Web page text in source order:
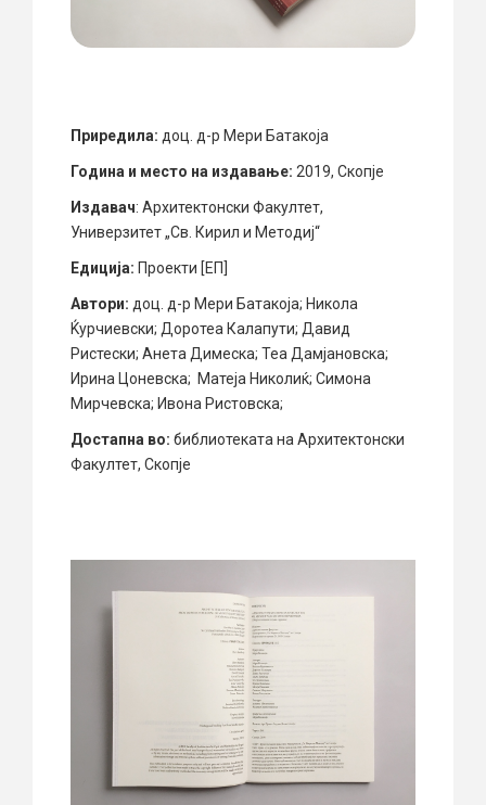
Приредила: доц. д-р Мери Батакоја
Година и место на издавање: 2019, Скопје
Издавач: Архитектонски Факултет,
Универзитет „Св. Кирил и Методиј“
Едиција: Проекти [ЕП]
Автори: доц. д-р Мери Батакоја; Никола
Ќурчиевски; Доротеа Калапути; Давид
Ристески; Анета Димеска; Теа Дамјановска;
Ирина Цоневска; Матеја Николиќ; Симона
Мирчевска; Ивона Ристовска;
Достапна во: библиотеката на Архитектонски
Факултет, Скопје